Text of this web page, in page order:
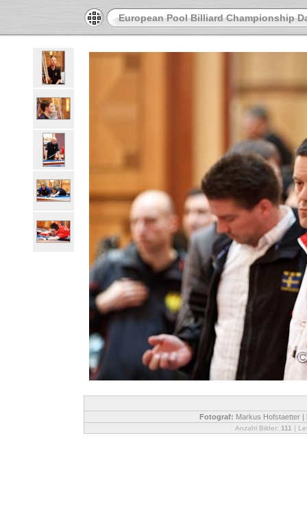
European Pool Billiard Championship
Fotograf: Markus Hofstaetter |
Anzahl Bilder: 111 |